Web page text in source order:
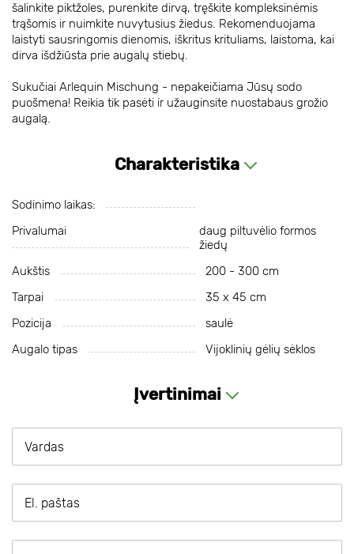
šalinkite piktžoles, purenkite dirvą, tręškite kompleksinėmis
trąšomis ir nuimkite nuvytusius žiedus. Rekomenduojama
laistyti sausringomis dienomis, iškritus krituliams, laistoma, kai
dirva išdžiūsta prie augalų stiebų.
Sukučiai Arlequin Mischung - nepakeičiama Jūsų sodo
puošmena! Reikia tik pasėti ir užauginsite nuostabaus grožio
augalą.
Charakteristika
Sodinimo laikas:
Privalumai
daug piltuvėlio formos
žiedų
Aukštis
200 - 300 cm
Tarpai
35 х 45 cm
Pozicija
saulė
Augalo tipas
Vijoklinių gėlių sėklos
Įvertinimai